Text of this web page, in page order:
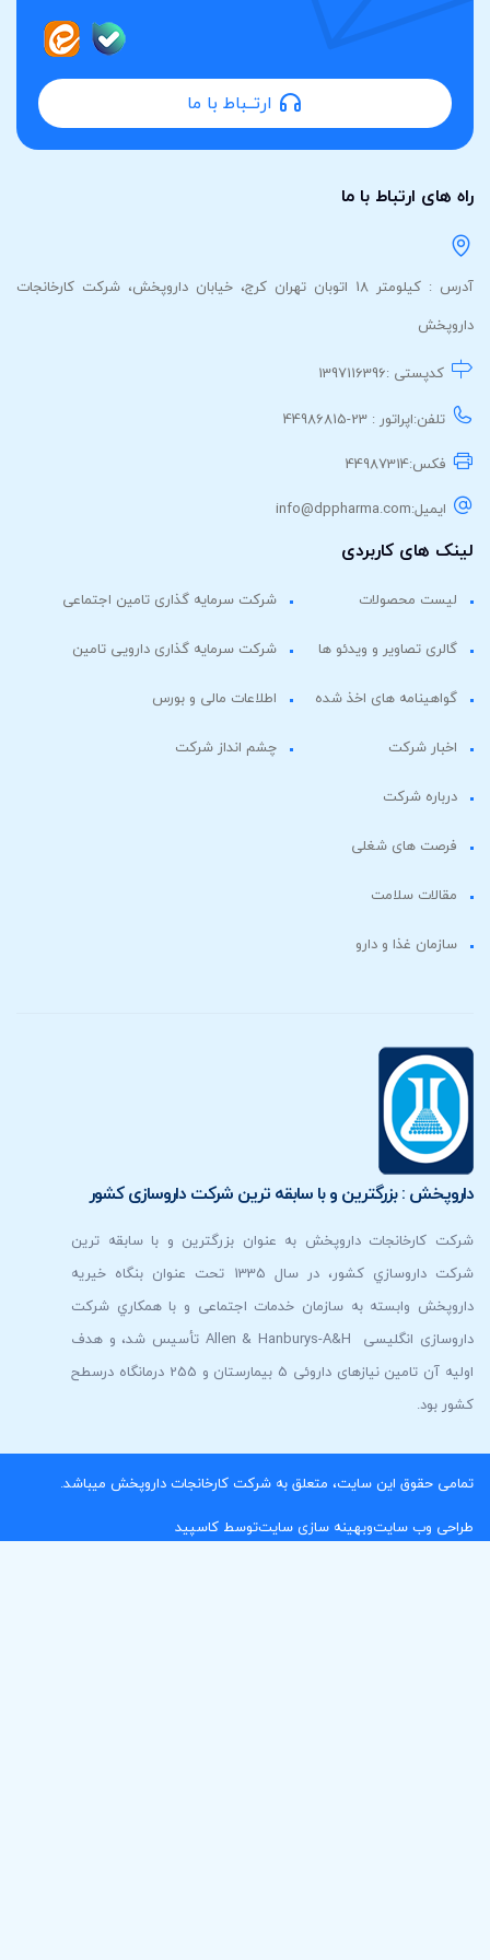
ارتــباط با ما
با ما
آدرس : کیلومتر 18 اتوبان تهران کرج، خیابان داروپخش، شرکت کارخانجات
:
1397116396
اپراتور : 23-44986815
44987314
info@dppharma.com
کاربردی
و ویدئو ها
های اخذ شده
شرکت سرمایه گذاری تامین اجتماعی
شرکت سرمایه گذاری دارویی تامین
اطلاعات مالی و بورس
چشم انداز شرکت
شغلی
سلامت
و دارو
بزرگترين و با سابقه ترين شركت داروسازی كشور
داروپخش به عنوان بزرگترين و با سابقه ترين
شركت داروسازي كشور، در سال 1335 تحت عنوان بنگاه خیریه
به سازمان خدمات اجتماعی و با همكاري شرکت
داروسازی انگلیسی Allen & Hanburys-A&H تأسیس شد، و هدف
اولیه آن تامین نیازهای داروئی 5 بیمارستان و 255 درمانگاه درسطح
این سایت، متعلق به شرکت کارخانجات داروپخش میباشد.
سایتوبهینه سازی سایت توسط کاسپید